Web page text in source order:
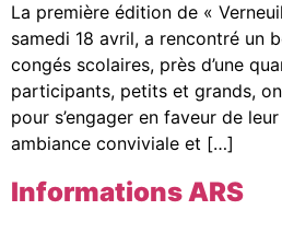
La première édition de «
samedi 18 avril, a rencontré un
congés scolaires, près d’une
participants, petits et grands,
pour s’engager en faveur de
ambiance conviviale et […]
Informations ARS